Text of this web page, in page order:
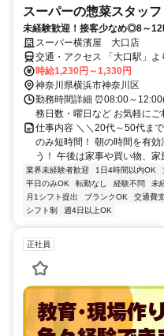
スーパーの惣菜スタッフ
未経験歓迎！接客少なめ◎8～12
スーパー横濱屋 大口店
交通・アクセス 「大口駅」
交通費規定支給
時給1,230円～1,330円
神奈川県横浜市神奈川区
勤務時間詳細 ⏰08:00～
務日数・曜日など お気軽に
仕事内容 ＼＼20代～50代ま
のみ短時間！ 朝の時間を有
う！ 午後は家事や買い物、
業界未経験者歓迎 1日4時間以内OK
平日のみOK
転勤なし 経験不問 未
月1シフト提出
ブランクOK 交通費
シフト制
週4日以上OK
正社員